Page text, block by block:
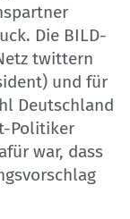
Die BILD-
twittern
und für
Deutschland
Politiker
war, dass